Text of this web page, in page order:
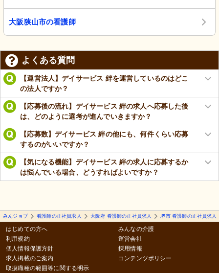
大阪狭山市の看護師
よくある質問
【運営法人】デイサービス 絆を運営しているのはどこ
の法人ですか？
【応募後の流れ】デイサービス 絆の求人へ応募した後
は、どのように選考が進んでいきますか？
【応募数】デイサービス 絆の他にも、何件くらい応募
するのがいいですか？
【気になる機能】デイサービス 絆の求人に応募するか
は悩んでいる場合、どうすればよいですか？
みんジョブ 看護師の正社員求人 大阪府 看護師の正社員求人 堺市 看護師の正社員求人
はじめての方へ
利用規約
個人情報保護方針
求人掲載のご案内
取扱職種の範囲等に関する明示
みんなの介護
運営会社
採用情報
コンテンツポリシー